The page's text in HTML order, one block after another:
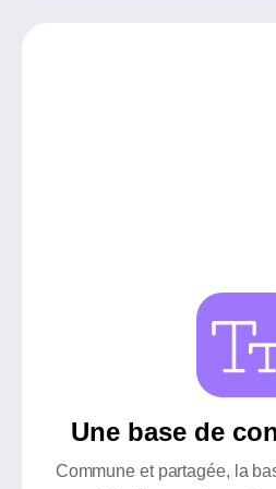
Une base de
Commune et partagée, la